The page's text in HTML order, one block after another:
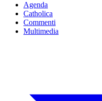
Agenda
Catholica
Commenti
Multimedia